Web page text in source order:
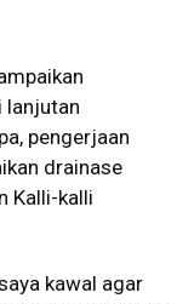
lanjutan
pengerjaan
drainase
Kalli-kalli
kawal agar